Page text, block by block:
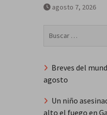
agosto 7, 2026
Breves del
agosto
Un niño
alto el fuego en